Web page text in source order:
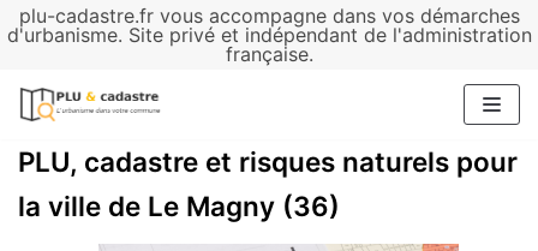
plu-cadastre.fr vous accompagne dans vos démarches
d'urbanisme. Site privé et indépendant de l'administration
française.
Aller
contenu
PLU, cadastre et risques naturels pour
la ville de Le Magny (36)